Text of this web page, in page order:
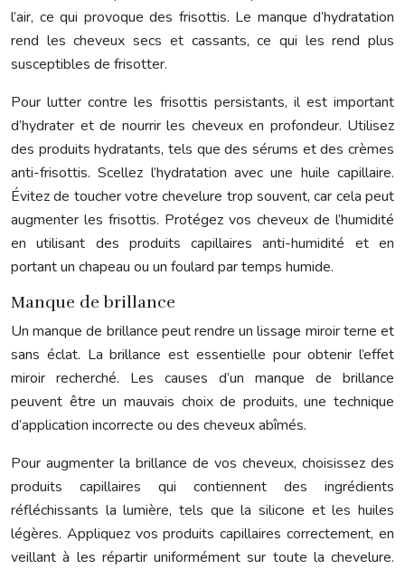
l’air, ce qui provoque des frisottis. Le manque d’hydratation
rend les cheveux secs et cassants, ce qui les rend plus
susceptibles de frisotter.
Pour lutter contre les frisottis persistants, il est important
d’hydrater et de nourrir les cheveux en profondeur. Utilisez
des produits hydratants, tels que des sérums et des crèmes
anti-frisottis. Scellez l’hydratation avec une huile capillaire.
Évitez de toucher votre chevelure trop souvent, car cela peut
augmenter les frisottis. Protégez vos cheveux de l’humidité
en utilisant des produits capillaires anti-humidité et en
portant un chapeau ou un foulard par temps humide.
Manque de brillance
Un manque de brillance peut rendre un lissage miroir terne et
sans éclat. La brillance est essentielle pour obtenir l’effet
miroir recherché. Les causes d’un manque de brillance
peuvent être un mauvais choix de produits, une technique
d’application incorrecte ou des cheveux abîmés.
Pour augmenter la brillance de vos cheveux, choisissez des
produits capillaires qui contiennent des ingrédients
réfléchissants la lumière, tels que la silicone et les huiles
légères. Appliquez vos produits capillaires correctement, en
veillant à les répartir uniformément sur toute la chevelure.